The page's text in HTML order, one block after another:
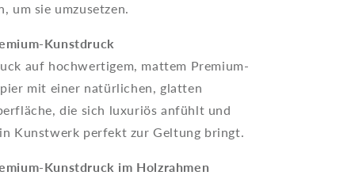
um sie umzusetzen.
Kunstdruck
auf hochwertigem, mattem Premium-
mit einer natürlichen, glatten
die sich luxuriös anfühlt und
Kunstwerk perfekt zur Geltung bringt.
Kunstdruck im Holzrahmen